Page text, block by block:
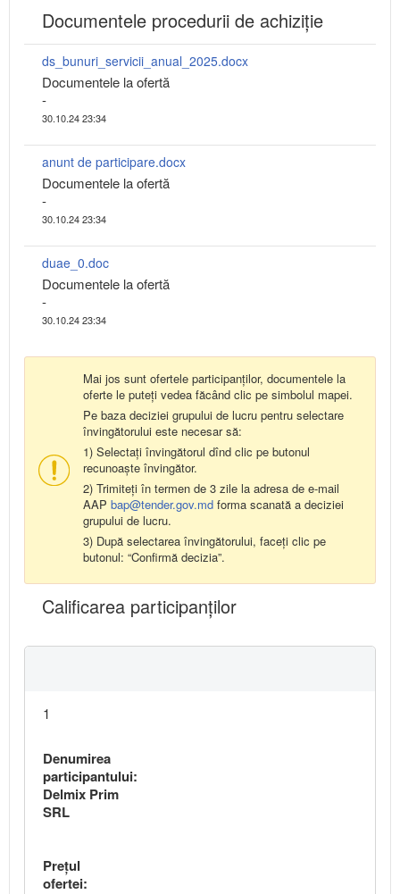
Documentele procedurii de achiziție
ds_bunuri_servicii_anual_2025.docx
Documentele la ofertă
-
30.10.24 23:34
anunt de participare.docx
Documentele la ofertă
-
30.10.24 23:34
duae_0.doc
Documentele la ofertă
-
30.10.24 23:34
Mai jos sunt ofertele participanților, documentele la
oferte le puteți vedea făcând clic pe simbolul mapei.
Pe baza deciziei grupului de lucru pentru selectare
învingătorului este necesar să:
1) Selectați învingătorul dînd clic pe butonul
recunoaște învingător.
2) Trimiteți în termen de 3 zile la adresa de e-mail
AAP bap@tender.gov.md forma scanată a deciziei
grupului de lucru.
3) După selectarea învingătorului, faceți clic pe
butonul: “Confirmă decizia”.
Calificarea participanţilor
1
Denumirea
participantului:
Delmix Prim
SRL
Preţul
ofertei: